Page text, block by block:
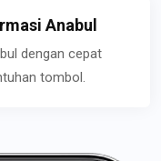
Anabul
dengan cepat
tombol.